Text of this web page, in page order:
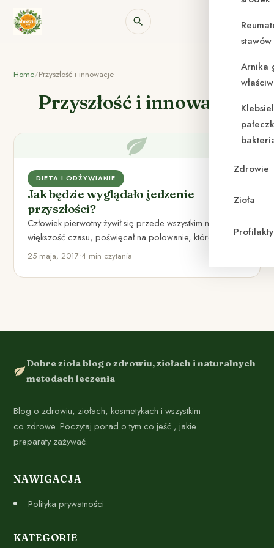
Arnika
Zdrowie
Zioła
Home/Przyszłość i innowacje
Przyszłość i innowacje
DIETA I ODŻYWIANIE
Jak będzie wyglądało jedzenie
przyszłości?
Człowiek pierwotny żywił się przede wszystkim mięsem, a
większość czasu, poświęcał na polowanie, które miało
zapewnić mu przeżycie.…
25 maja, 2017•4 min czytania
Dobre zioła blog o zdrowiu, ziołach i naturalnych
metodach leczenia
Blog o zdrowiu, ziołach, kosmetykach i wszystkim
co zdrowe. Poczytaj porad o tym co jeść , jakie
preparaty zażywać.
NAWIGACJA
Polityka prywatności
KATEGORIE